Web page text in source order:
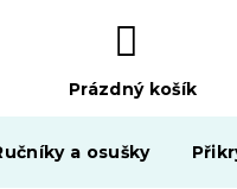
NÁKUPNÍ
KOŠÍK
Prázdný košík
a osušky